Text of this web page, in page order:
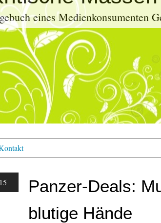
eines Medienkonsumenten
Panzer-Deals:
blutige Hände